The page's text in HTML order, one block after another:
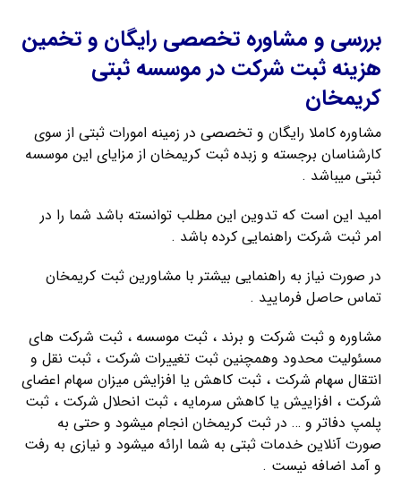
بررسی و مشاوره تخصصی رایگان و تخمین
هزینه ثبت شرکت در موسسه ثبتی
کریمخان
مشاوره کاملا رایگان و تخصصی در زمینه امورات ثبتی از سوی
کارشناسان برجسته و زبده ثبت کریمخان از مزایای این موسسه
ثبتی میباشد .
امید این است که تدوین این مطلب توانسته باشد شما را در
امر ثبت شرکت راهنمایی کرده باشد .
در صورت نیاز به راهنمایی بیشتر با مشاورین ثبت کریمخان
تماس حاصل فرمایید .
مشاوره و ثبت شرکت و برند ، ثبت موسسه ، ثبت شرکت های
مسئولیت محدود وهمچنین ثبت تغییرات شرکت ، ثبت نقل و
انتقال سهام شرکت ، ثبت کاهش یا افزایش میزان سهام اعضای
شرکت ، افزاییش یا کاهش سرمایه ، ثبت انحلال شرکت ، ثبت
پلمپ دفاتر و … در ثبت کریمخان انجام میشود و حتی به
صورت آنلاین خدمات ثبتی به شما ارائه میشود و نیازی به رفت
و آمد اضافه نیست .